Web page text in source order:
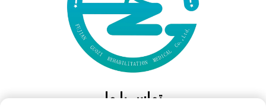
تماس با ما